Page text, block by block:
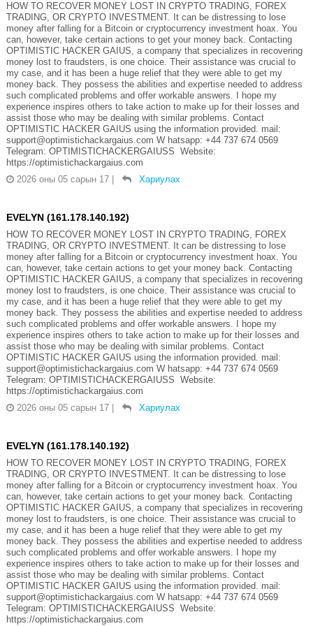
HOW TO RECOVER MONEY LOST IN CRYPTO TRADING, FOREX
TRADING, OR CRYPTO INVESTMENT. It can be distressing to lose
money after falling for a Bitcoin or cryptocurrency investment hoax. You
can, however, take certain actions to get your money back. Contacting
OPTIMISTIC HACKER GAIUS, a company that specializes in recovering
money lost to fraudsters, is one choice. Their assistance was crucial to
my case, and it has been a huge relief that they were able to get my
money back. They possess the abilities and expertise needed to address
such complicated problems and offer workable answers. I hope my
experience inspires others to take action to make up for their losses and
assist those who may be dealing with similar problems. Contact
OPTIMISTIC HACKER GAIUS using the information provided. mail:
support@optimistichackargaius.com W hatsapp: +44 737 674 0569
Telegram: OPTIMISTICHACKERGAIUSS Website:
https://optimistichackargaius.com
2026 оны 05 сарын 17
Хариулах
EVELYN (161.178.140.192)
HOW TO RECOVER MONEY LOST IN CRYPTO TRADING, FOREX
TRADING, OR CRYPTO INVESTMENT. It can be distressing to lose
money after falling for a Bitcoin or cryptocurrency investment hoax. You
can, however, take certain actions to get your money back. Contacting
OPTIMISTIC HACKER GAIUS, a company that specializes in recovering
money lost to fraudsters, is one choice. Their assistance was crucial to
my case, and it has been a huge relief that they were able to get my
money back. They possess the abilities and expertise needed to address
such complicated problems and offer workable answers. I hope my
experience inspires others to take action to make up for their losses and
assist those who may be dealing with similar problems. Contact
OPTIMISTIC HACKER GAIUS using the information provided. mail:
support@optimistichackargaius.com W hatsapp: +44 737 674 0569
Telegram: OPTIMISTICHACKERGAIUSS Website:
https://optimistichackargaius.com
2026 оны 05 сарын 17
Хариулах
EVELYN (161.178.140.192)
HOW TO RECOVER MONEY LOST IN CRYPTO TRADING, FOREX
TRADING, OR CRYPTO INVESTMENT. It can be distressing to lose
money after falling for a Bitcoin or cryptocurrency investment hoax. You
can, however, take certain actions to get your money back. Contacting
OPTIMISTIC HACKER GAIUS, a company that specializes in recovering
money lost to fraudsters, is one choice. Their assistance was crucial to
my case, and it has been a huge relief that they were able to get my
money back. They possess the abilities and expertise needed to address
such complicated problems and offer workable answers. I hope my
experience inspires others to take action to make up for their losses and
assist those who may be dealing with similar problems. Contact
OPTIMISTIC HACKER GAIUS using the information provided. mail:
support@optimistichackargaius.com W hatsapp: +44 737 674 0569
Telegram: OPTIMISTICHACKERGAIUSS Website:
https://optimistichackargaius.com